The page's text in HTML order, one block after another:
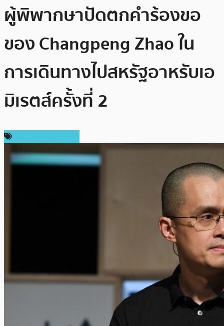
ผู้พิพากษาปัดตกคำร้องขอ
ของ Changpeng Zhao ใน
การเดินทางไปสหรัฐอาหรับเอ
มิเรตส์ครั้งที่ 2